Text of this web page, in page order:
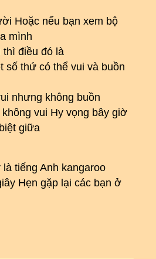
Hoặc nếu bạn xem bộ
mình
điều đó là
số thứ có thể vui và buồn
nhưng không buồn
vui Hy vọng bây giờ
giữa
tiếng Anh kangaroo
Hẹn gặp lại các bạn ở